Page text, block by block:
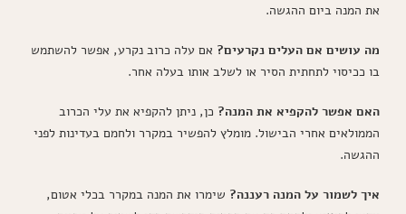
את המנה ביום ההגשה.
מה עושים אם העלים נקרעים? אם עלה כרוב נקרע, אפשר להשתמש
בו ככיסוי לתחתית הסיר או לשלב אותו בעלה אחר.
האם אפשר להקפיא את המנה? כן, ניתן להקפיא את עלי הכרוב
הממולאים אחרי הבישול. מומלץ להפשיר במקרר ולחמם בעדינות לפני
ההגשה.
איך לשמור על המנה רעננה? שימרו את המנה במקרר בכלי אטום,